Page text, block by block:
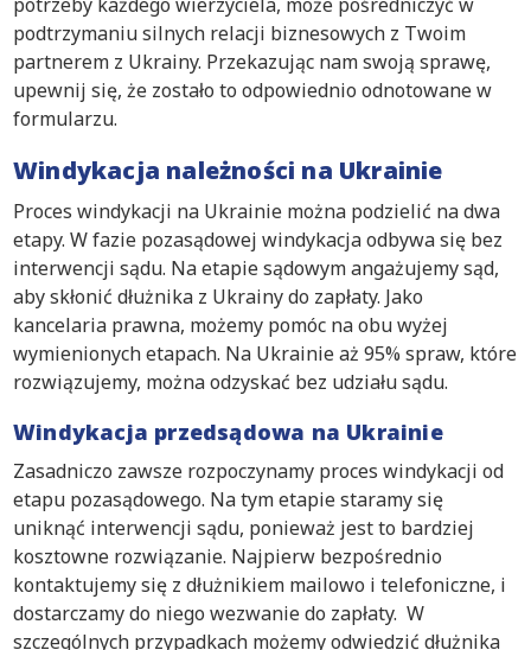
podtrzymaniu silnych relacji biznesowych z Twoim
partnerem z Ukrainy. Przekazując nam swoją sprawę,
upewnij się, że zostało to odpowiednio odnotowane w
formularzu.
Windykacja należności na Ukrainie
Proces windykacji na Ukrainie można podzielić na dwa
etapy. W fazie pozasądowej windykacja odbywa się bez
interwencji sądu. Na etapie sądowym angażujemy sąd,
aby skłonić dłużnika z Ukrainy do zapłaty. Jako
kancelaria prawna, możemy pomóc na obu wyżej
wymienionych etapach. Na Ukrainie aż 95% spraw, które
rozwiązujemy, można odzyskać bez udziału sądu.
Windykacja przedsądowa na Ukrainie
Zasadniczo zawsze rozpoczynamy proces windykacji od
etapu pozasądowego. Na tym etapie staramy się
uniknąć interwencji sądu, ponieważ jest to bardziej
kosztowne rozwiązanie. Najpierw bezpośrednio
kontaktujemy się z dłużnikiem mailowo i telefoniczne, i
dostarczamy do niego wezwanie do zapłaty. W
szczególnych przypadkach możemy odwiedzić dłużnika